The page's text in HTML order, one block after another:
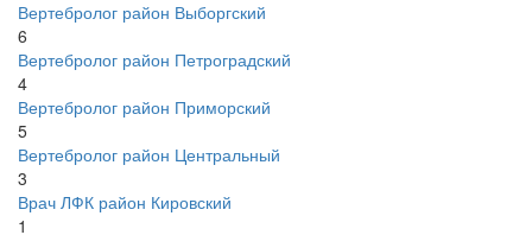
Вертебролог район Выборгский
6
Вертебролог район Петроградский
4
Вертебролог район Приморский
5
Вертебролог район Центральный
3
Врач ЛФК район Кировский
1